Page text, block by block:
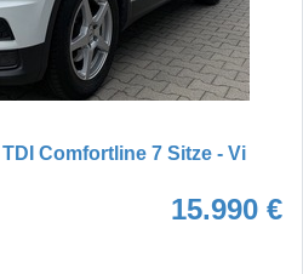
Comfortline 7 Sitze - Vi
15.990 €